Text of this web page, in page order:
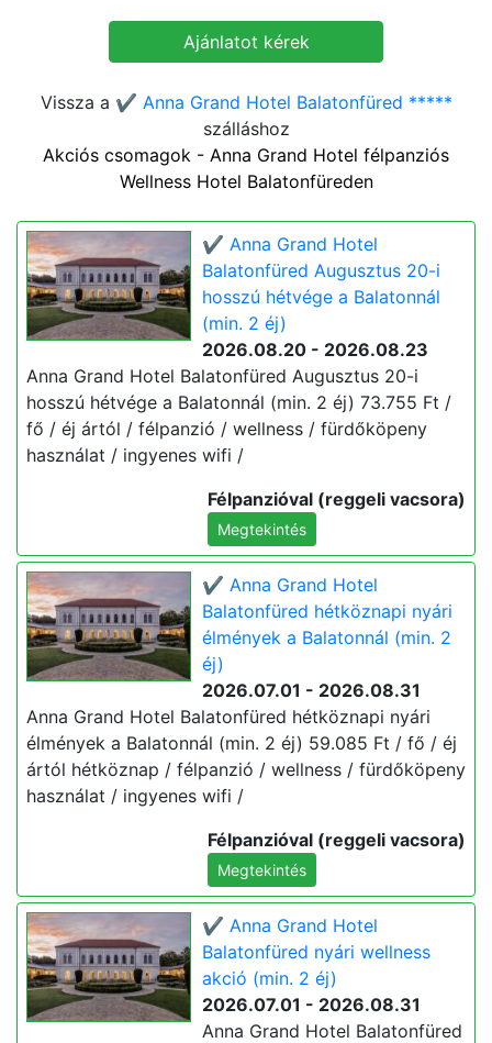
Vissza a ✔️ Anna Grand Hotel Balatonfüred *****
szálláshoz
Akciós csomagok - Anna Grand Hotel félpanziós
Wellness Hotel Balatonfüreden
✔️ Anna Grand Hotel
Balatonfüred Augusztus 20-i
hosszú hétvége a Balatonnál
(min. 2 éj)
2026.08.20 - 2026.08.23
Anna Grand Hotel Balatonfüred Augusztus 20-i
hosszú hétvége a Balatonnál (min. 2 éj) 73.755 Ft /
fő / éj ártól / félpanzió / wellness / fürdőköpeny
használat / ingyenes wifi /
Félpanzióval (reggeli vacsora)
Megtekintés
✔️ Anna Grand Hotel
Balatonfüred hétköznapi nyári
élmények a Balatonnál (min. 2
éj)
2026.07.01 - 2026.08.31
Anna Grand Hotel Balatonfüred hétköznapi nyári
élmények a Balatonnál (min. 2 éj) 59.085 Ft / fő / éj
ártól hétköznap / félpanzió / wellness / fürdőköpeny
használat / ingyenes wifi /
Félpanzióval (reggeli vacsora)
Megtekintés
✔️ Anna Grand Hotel
Balatonfüred nyári wellness
akció (min. 2 éj)
2026.07.01 - 2026.08.31
Anna Grand Hotel Balatonfüred